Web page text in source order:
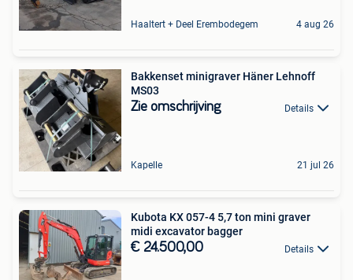
Haaltert + Deel Erembodegem 4 aug 26
Bakkenset minigraver Häner Lehnoff
MS03
Zie omschrijving Details
Kapelle 21 jul 26
Kubota KX 057-4 5,7 ton mini graver
midi excavator bagger
€ 24.500,00 Details